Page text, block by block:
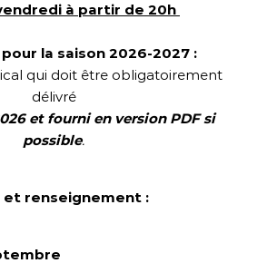
à partir de 20h
la saison 2026-2027 :
qui doit être obligatoirement
délivré
et fourni en version PDF si
possible.
et renseignement :